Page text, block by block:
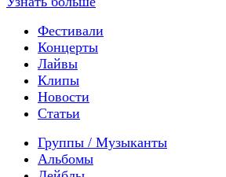
Фестивали
Концерты
Лайвы
Клипы
Новости
Статьи
Группы / Музыканты
Альбомы